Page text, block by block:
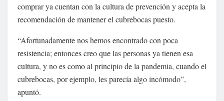
comprar ya cuentan con la cultura de prevención y acepta la
recomendación de mantener el cubrebocas puesto.
“Afortunadamente nos hemos encontrado con poca
resistencia; entonces creo que las personas ya tienen esa
cultura, y no es como al principio de la pandemia, cuando el
cubrebocas, por ejemplo, les parecía algo incómodo”,
apuntó.